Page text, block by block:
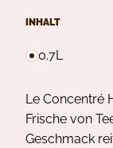
INHALT
0.7L
Le Concentré
Frische von
Geschmack